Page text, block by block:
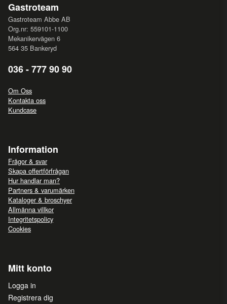
Gastroteam
Gastroteam Abbe AB
Org.nr: 559101-1100
Mekanikervägen 6
564 35 Bankeryd
036 - 777 90 90
Om Oss
Kontakta oss
Kundcase
Information
Frågor & svar
Skapa offertförfrågan
Hur handlar man?
Partners & varumärken
Kataloger & broschyer
Allmänna villkor
Integritetspolicy
Cookies
Mitt konto
Logga in
Registrera dig